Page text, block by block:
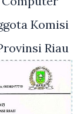
Komisi
Riau